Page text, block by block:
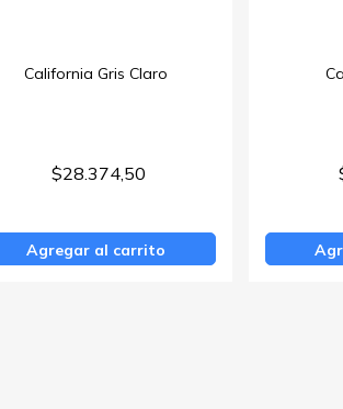
California Gris Claro
$28.374,50
Agregar al carrito